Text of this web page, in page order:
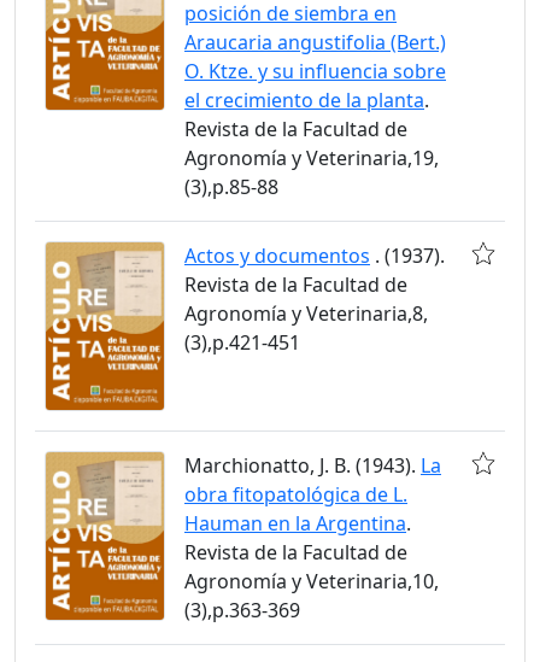
posición de siembra en
Araucaria angustifolia (Bert.)
O. Ktze. y su influencia sobre
el crecimiento de la planta.
Revista de la Facultad de
Agronomía y Veterinaria,19,
(3),p.85-88
Actos y documentos . (1937).
Revista de la Facultad de
Agronomía y Veterinaria,8,
(3),p.421-451
Marchionatto, J. B. (1943). La
obra fitopatológica de L.
Hauman en la Argentina.
Revista de la Facultad de
Agronomía y Veterinaria,10,
(3),p.363-369